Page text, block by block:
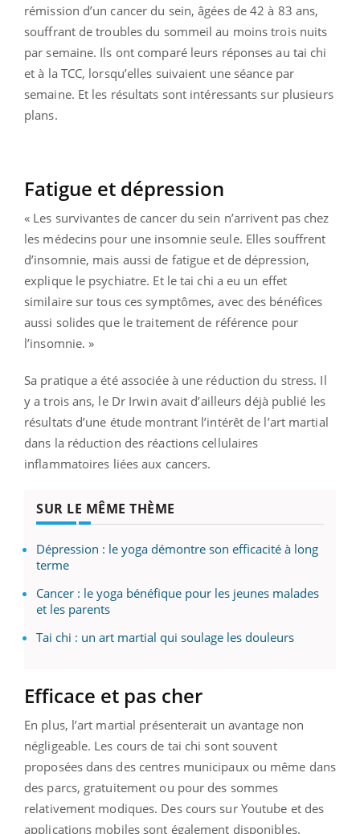
rémission d’un cancer du sein, âgées de 42 à 83 ans,
souffrant de troubles du sommeil au moins trois nuits
par semaine. Ils ont comparé leurs réponses au tai chi
et à la TCC, lorsqu’elles suivaient une séance par
semaine. Et les résultats sont intéressants sur plusieurs
plans.
Fatigue et dépression
« Les survivantes de cancer du sein n’arrivent pas chez
les médecins pour une insomnie seule. Elles souffrent
d’insomnie, mais aussi de fatigue et de dépression,
explique le psychiatre. Et le tai chi a eu un effet
similaire sur tous ces symptômes, avec des bénéfices
aussi solides que le traitement de référence pour
l’insomnie. »
Sa pratique a été associée à une réduction du stress. Il
y a trois ans, le Dr Irwin avait d’ailleurs déjà publié les
résultats d’une étude montrant l’intérêt de l’art martial
dans la réduction des réactions cellulaires
inflammatoires liées aux cancers.
SUR LE MÊME THÈME
Dépression : le yoga démontre son efficacité à long
terme
Cancer : le yoga bénéfique pour les jeunes malades
et les parents
Tai chi : un art martial qui soulage les douleurs
Efficace et pas cher
En plus, l’art martial présenterait un avantage non
négligeable. Les cours de tai chi sont souvent
proposées dans des centres municipaux ou même dans
des parcs, gratuitement ou pour des sommes
relativement modiques. Des cours sur Youtube et des
applications mobiles sont également disponibles.